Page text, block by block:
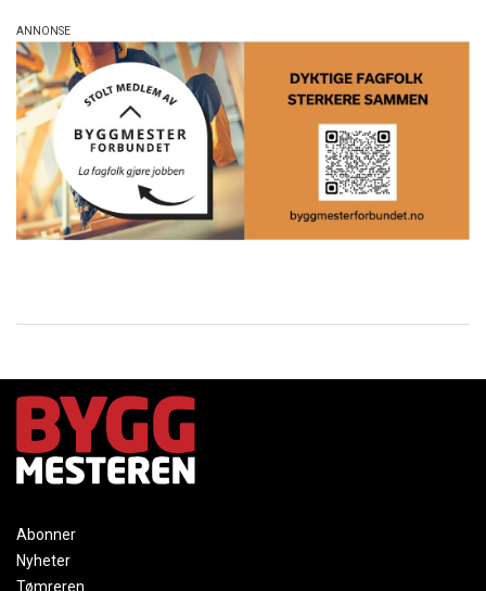
Abonner
Nyheter
Tømreren